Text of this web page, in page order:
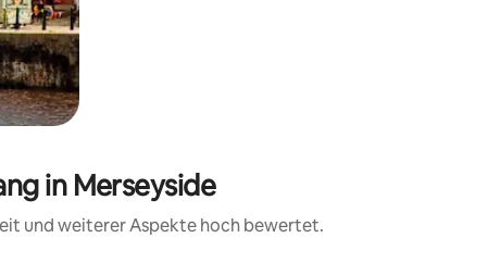
in Merseyside
und weiterer Aspekte hoch bewertet.